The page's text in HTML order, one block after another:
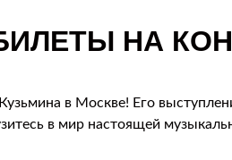
НА
в Москве! Его
в мир настоящей